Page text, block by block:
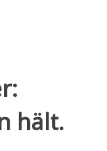
hält.